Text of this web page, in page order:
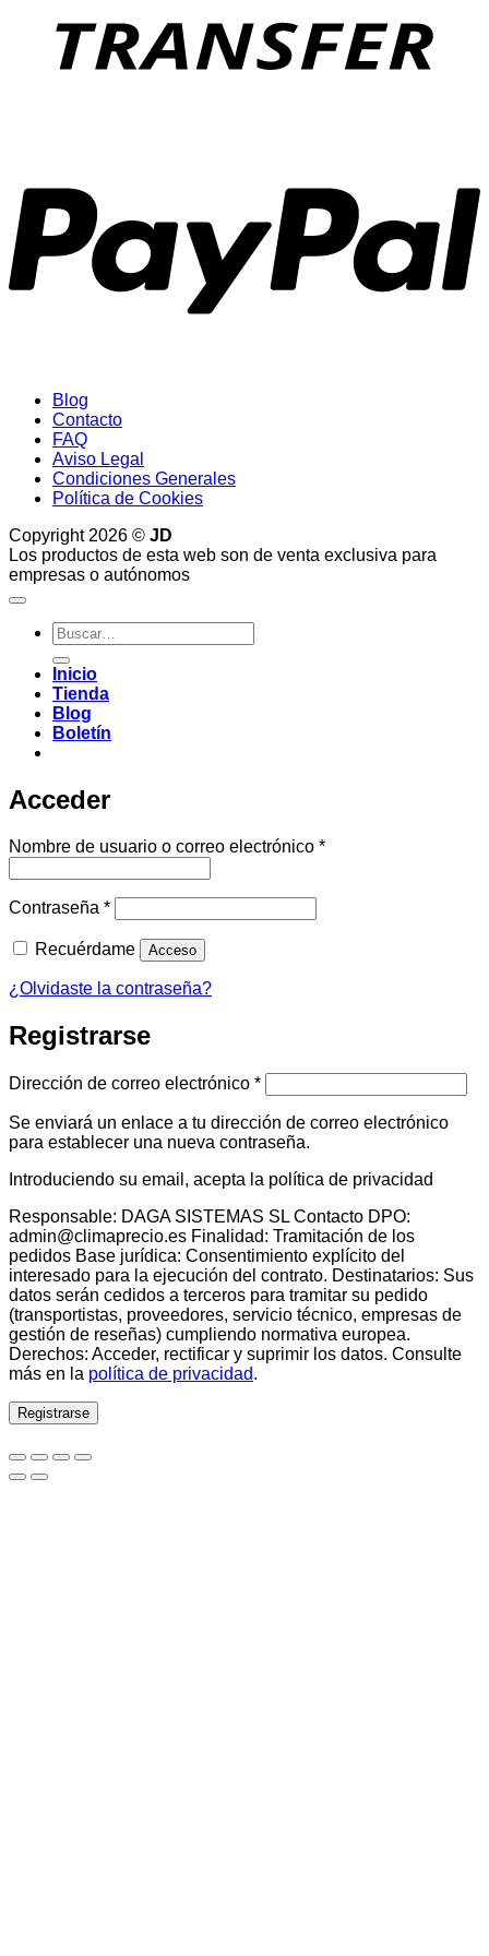
Blog
Contacto
FAQ
Aviso Legal
Condiciones Generales
Política de Cookies
Copyright 2026 © JD
Los productos de esta web son de venta exclusiva para
empresas o autónomos
Buscar
por:
Inicio
Tienda
Blog
Boletín
Acceder
Nombre de usuario o correo electrónico *Obligatorio
Contraseña *Obligatorio
Recuérdame Acceso
¿Olvidaste la contraseña?
Registrarse
Dirección de correo electrónico *Obligatorio
Se enviará un enlace a tu dirección de correo electrónico
para establecer una nueva contraseña.
Introduciendo su email, acepta la política de privacidad
Responsable: DAGA SISTEMAS SL Contacto DPO:
admin@climaprecio.es Finalidad: Tramitación de los
pedidos Base jurídica: Consentimiento explícito del
interesado para la ejecución del contrato. Destinatarios: Sus
datos serán cedidos a terceros para tramitar su pedido
(transportistas, proveedores, servicio técnico, empresas de
gestión de reseñas) cumpliendo normativa europea.
Derechos: Acceder, rectificar y suprimir los datos. Consulte
más en la política de privacidad.
Registrarse